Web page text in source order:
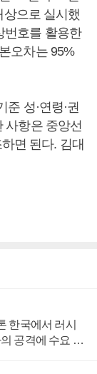
상으로 실시했
번호를 활용한
오차는 95%
성·연령·권
사항은 중앙선
면 된다. 김대
한국에서 러시
공격에 수요 늘